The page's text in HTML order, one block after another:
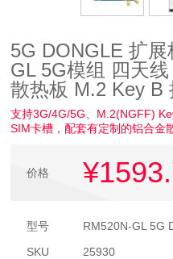
5G DONGLE 扩
GL 5G模组 四天
散热板 M.2 Key B
支持3G/4G/5G、M.2(NGFF)
SIM卡槽，配套有定制的铝合金
价格 ¥1593
型号
RM520N-GL 5G
SKU
25930